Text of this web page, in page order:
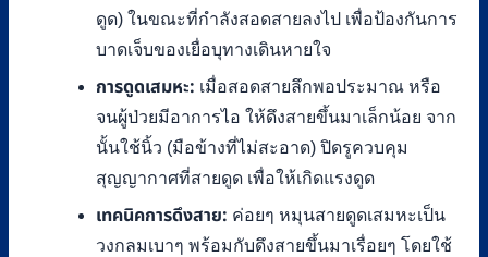
ดูด) ในขณะที่กำลังสอดสายลงไป เพื่อป้องกันการ
บาดเจ็บของเยื่อบุทางเดินหายใจ
การดูดเสมหะ: เมื่อสอดสายลึกพอประมาณ หรือ
จนผู้ป่วยมีอาการไอ ให้ดึงสายขึ้นมาเล็กน้อย จาก
นั้นใช้นิ้ว (มือข้างที่ไม่สะอาด) ปิดรูควบคุม
สุญญากาศที่สายดูด เพื่อให้เกิดแรงดูด
เทคนิคการดึงสาย: ค่อยๆ หมุนสายดูดเสมหะเป็น
วงกลมเบาๆ พร้อมกับดึงสายขึ้นมาเรื่อยๆ โดยใช้